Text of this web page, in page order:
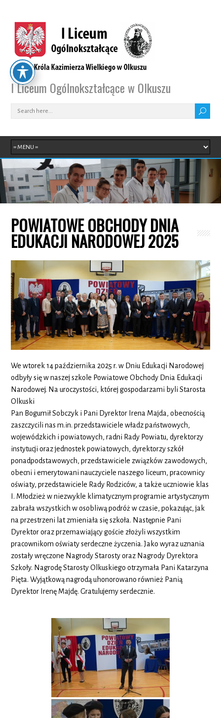
I Liceum Ogólnokształcące w Olkuszu
POWIATOWE OBCHODY DNIA
EDUKACJI NARODOWEJ 2025
We wtorek 14 października 2025 r. w Dniu Edukacji Narodowej
odbyły się w naszej szkole Powiatowe Obchody Dnia Edukacji
Narodowej. Na uroczystości, której gospodarzami byli Starosta
Olkuski
Pan Bogumił Sobczyk i Pani Dyrektor Irena Majda, obecnością
zaszczycili nas m.in. przedstawiciele władz państwowych,
wojewódzkich i powiatowych, radni Rady Powiatu, dyrektorzy
instytucji oraz jednostek powiatowych, dyrektorzy szkół
ponadpodstawowych, przedstawiciele związków zawodowych,
obecni i emerytowani nauczyciele naszego liceum, pracownicy
oświaty, przedstawiciele Rady Rodziców, a także uczniowie klas
I. Młodzież w niezwykle klimatycznym programie artystycznym
zabrała wszystkich w osobliwą podróż w czasie, pokazując, jak
na przestrzeni lat zmieniała się szkoła. Następnie Pani
Dyrektor oraz przemawiający goście złożyli wszystkim
pracownikom oświaty serdeczne życzenia. Jako wyraz uznania
zostały wręczone Nagrody Starosty oraz Nagrody Dyrektora
Szkoły. Nagrodę Starosty Olkuskiego otrzymała Pani Katarzyna
Pięta. Wyjątkową nagrodą uhonorowano również Panią
Dyrektor Irenę Majdę. Gratulujemy serdecznie.